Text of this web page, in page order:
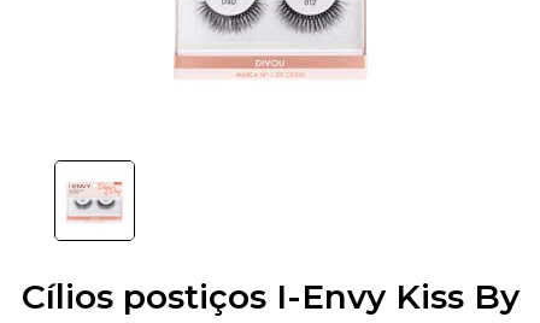
Cílios postiços I-Envy Kiss By